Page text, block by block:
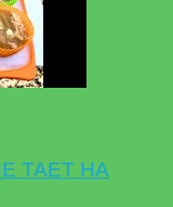
ТАЕТ НА